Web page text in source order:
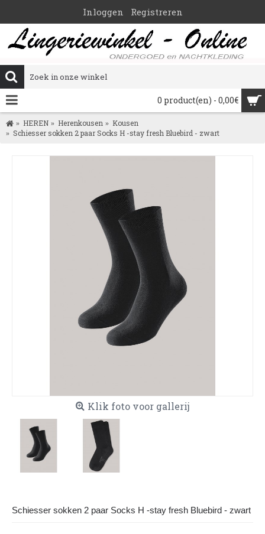
Inloggen Registreren
0 product(en) - 0,00€
HEREN Herenkousen
Kousen
Schiesser sokken 2 paar Socks H -stay fresh Bluebird - zwart
Klik foto voor gallerij
Schiesser sokken 2 paar Socks H -stay fresh Bluebird - zwart